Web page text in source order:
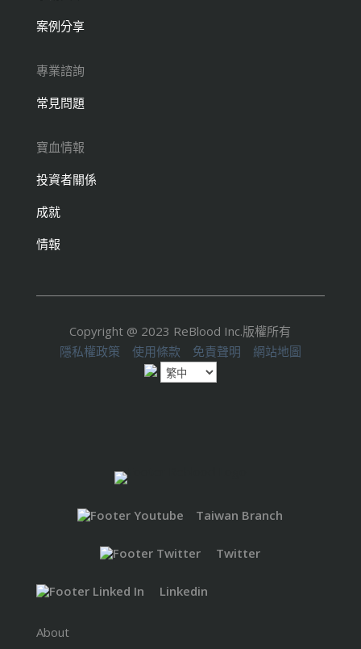
案例分享
專業諮詢
常見問題
寶血情報
投資者關係
成就
情報
Copyright @ 2023 ReBlood Inc.版權所有
隱私權政策
使用條款 免責聲明 網站地圖
Taiwan Branch
Twitter
Linkedin
About